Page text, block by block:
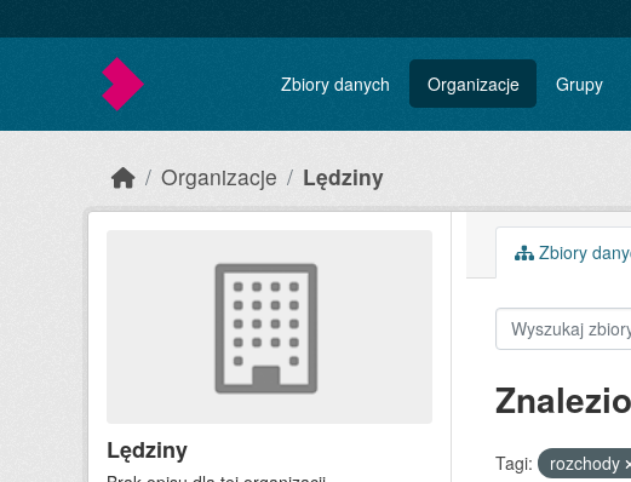
Zbiory danych Organizacje Grupy
Organizacje Lędziny
Lędziny
Zbiory
Tagi: rozchody